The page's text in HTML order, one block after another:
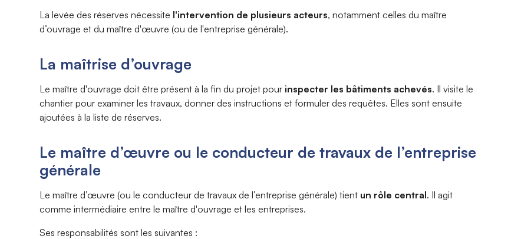
La levée des réserves nécessite l'intervention de plusieurs acteurs, notamment celles du maître
d’ouvrage et du maître d'œuvre (ou de l'entreprise générale).
La maîtrise d’ouvrage
Le maître d'ouvrage doit être présent à la fin du projet pour inspecter les bâtiments achevés. Il visite le
chantier pour examiner les travaux, donner des instructions et formuler des requêtes. Elles sont ensuite
ajoutées à la liste de réserves.
Le maître d’œuvre ou le conducteur de travaux de l’entreprise
générale
Le maître d’œuvre (ou le conducteur de travaux de l’entreprise générale) tient un rôle central. Il agit
comme intermédiaire entre le maître d'ouvrage et les entreprises.
Ses responsabilités sont les suivantes :